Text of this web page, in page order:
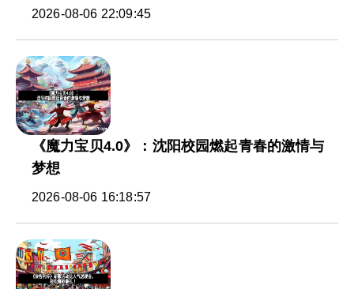
2026-08-06 22:09:45
《魔力宝贝4.0》：沈阳校园燃起青春的激情与
梦想
2026-08-06 16:18:57